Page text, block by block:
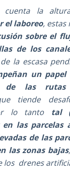
cuenta la
el laboreo, estas
sobre el
de los
la escasa
un
de las
tiende
lo tanto
tal
las parcelas
de las
las zonas bajas
los drenes